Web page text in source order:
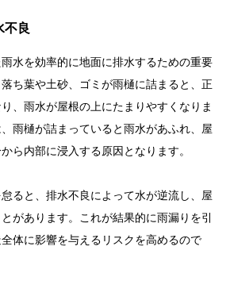
不良
水を効率的に地面に排水するための重要
ち葉や土砂、ゴミが雨樋に詰まると、正
、雨水が屋根の上にたまりやすくなりま
雨樋が詰まっていると雨水があふれ、屋
ら内部に浸入する原因となります。
ると、排水不良によって水が逆流し、屋
があります。これが結果的に雨漏りを引
体に影響を与えるリスクを高めるので